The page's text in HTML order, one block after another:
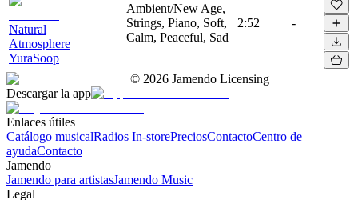
Natural
Atmosphere
YuraSoop
Ambient/New Age,
Strings, Piano, Soft,
Calm, Peaceful, Sad
2:52 -
© 2026 Jamendo Licensing
Descargar la app
Enlaces útiles
Catálogo musicalRadios In-storePreciosContactoCentro de
ayudaContacto
Jamendo
Jamendo para artistasJamendo Music
Legal